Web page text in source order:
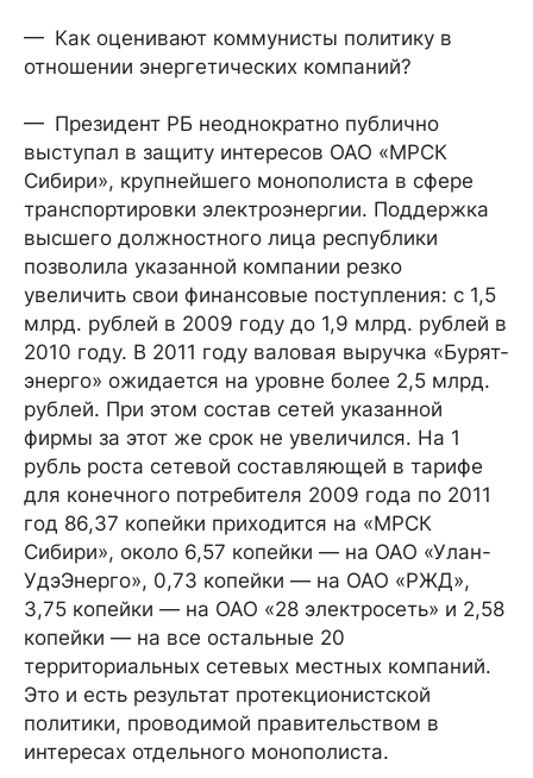
— Как оценивают коммунисты политику в
отношении энергетических компаний?
— Президент РБ неоднократно публично
выступал в защиту интересов ОАО «МРСК
Сибири», крупнейшего монополиста в сфере
транспортировки электроэнергии. Поддержка
высшего должностного лица республики
позволила указанной компании резко
увеличить свои финансовые поступления: с 1,5
млрд. рублей в 2009 году до 1,9 млрд. рублей в
2010 году. В 2011 году валовая выручка «Бурят­
энерго» ожидается на уровне более 2,5 млрд.
рублей. При этом состав сетей указанной
фирмы за этот же срок не увеличился. На 1
рубль роста сетевой составляющей в тарифе
для конечного потребителя 2009 года по 2011
год 86,37 копейки приходится на «МРСК
Сибири», около 6,57 копейки — на ОАО «Улан-
УдэЭнерго», 0,73 копейки — на ОАО «РЖД»,
3,75 копейки — на ОАО «28 электросеть» и 2,58
копейки — на все остальные 20
территориальных сетевых местных компаний.
Это и есть результат протекционистской
политики, проводимой правительством в
интересах отдельного монополиста.